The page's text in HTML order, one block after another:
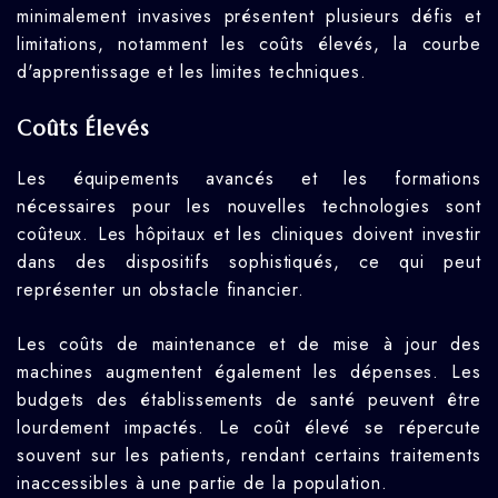
minimalement invasives présentent plusieurs défis et
limitations, notamment les coûts élevés, la courbe
d'apprentissage et les limites techniques.
Coûts Élevés
Les équipements avancés et les formations
nécessaires pour les nouvelles technologies sont
coûteux. Les hôpitaux et les cliniques doivent investir
dans des dispositifs sophistiqués, ce qui peut
représenter un obstacle financier.
Les coûts de maintenance et de mise à jour des
machines augmentent également les dépenses. Les
budgets des établissements de santé peuvent être
lourdement impactés. Le coût élevé se répercute
souvent sur les patients, rendant certains traitements
inaccessibles à une partie de la population.